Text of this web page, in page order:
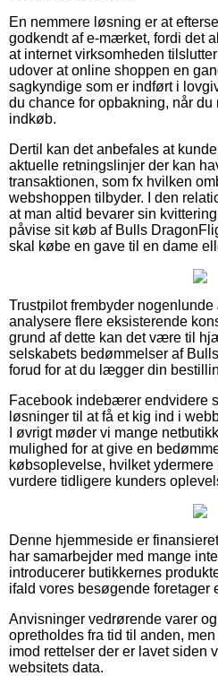
En nemmere løsning er at
godkendt af e-mærket, fordi det
at internet virksomheden
udover at online shoppen en
sagkyndige som er indført i
du chance for opbakning, når
indkøb.
Dertil kan det anbefales at
aktuelle retningslinjer der kan
transaktionen, som fx hvilken
webshoppen tilbyder. I den
at man altid bevarer sin
påvise sit køb af Bulls
skal købe en gave til en dame
Trustpilot frembyder
analysere flere eksisterende
grund af dette kan det være til
selskabets bedømmelser af
forud for at du lægger din
Facebook indebærer endvidere
løsninger til at få et kig ind i
I øvrigt møder vi mange
mulighed for at give en
købsoplevelse, hvilket
vurdere tidligere kunders
Denne hjemmeside er
har samarbejder med mange
introducerer butikkernes
ifald vores besøgende foretager
Anvisninger vedrørende varer
opretholdes fra tid til anden,
imod rettelser der er lavet siden
websitets data.